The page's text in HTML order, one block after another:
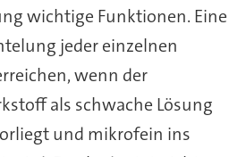
wichtige Funktionen. Eine
jeder einzelnen
wenn der
als schwache Lösung
und mikrofein ins